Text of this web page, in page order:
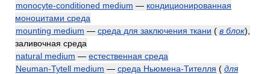
monocyte-conditioned medium — кондиционированная
моноцитами среда
mounting medium — среда для заключения ткани ( в блок)
заливочная среда
natural medium — естественная среда
Neuman-Tytell medium — среда Ньюмена-Тителля ( для